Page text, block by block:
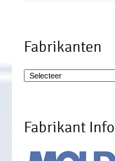
Fabrikanten
Fabrikant Info